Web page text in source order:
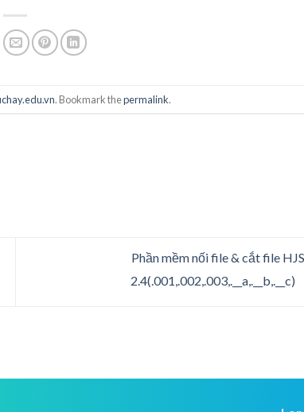
. Bookmark thepermalink.
Phần mềm nối file & cắt file
2.4(.001,.002,.003,.__a,.__b,.__c)